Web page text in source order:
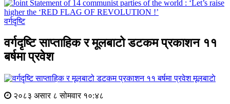
वर्गदृष्टि
वर्गदृष्टि साप्ताहिक र मूलबाटो डटकम प्रकाशन ११
बर्षमा प्रवेश
मूलबाटाे
२०८३ असार ८ सोमवार १०:४८